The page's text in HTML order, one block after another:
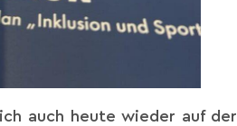
auch heute wieder auf der